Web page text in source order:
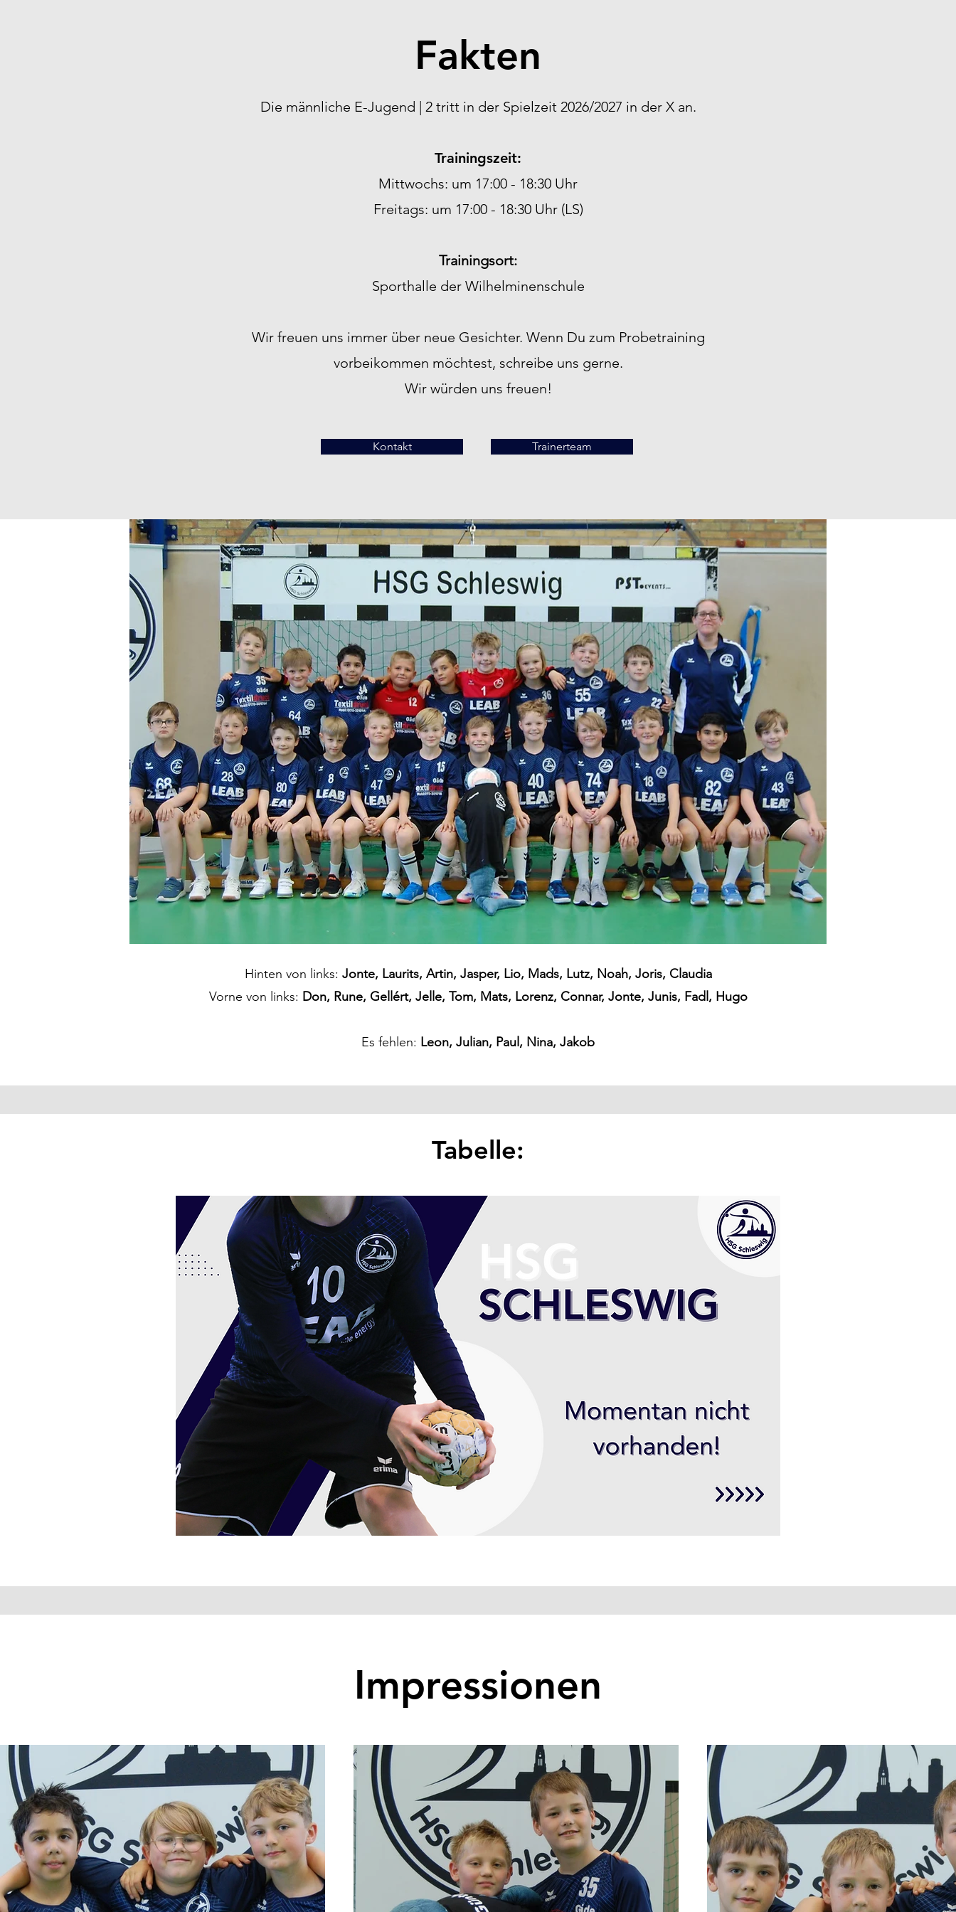
Fakten
Die männliche E-Jugend | 2 tritt in der Spielzeit 2026/2027 in der X an.
Trainingszeit:
Mittwochs: um 17:00 - 18:30 Uhr
Freitags: um 17:00 - 18:30 Uhr (LS)
Trainingsort:
Sporthalle der Wilhelminenschule
Wir freuen uns immer über neue Gesichter. Wenn Du zum Probetraining
vorbeikommen möchtest, schreibe uns gerne.
Wir würden uns freuen!
Kontakt Trainerteam
Hinten von links: Jonte, Laurits, Artin, Jasper, Lio, Mads, Lutz, Noah, Joris, Claudia
Vorne von links: Don, Rune, Gellért, Jelle, Tom, Mats, Lorenz, Connar, Jonte, Junis, Fadl, Hugo
Es fehlen: Leon, Julian, Paul, Nina, Jakob
Tabelle:
Impressionen